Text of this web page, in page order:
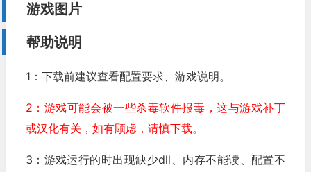
游戏图片
帮助说明
1：下载前建议查看配置要求、游戏说明。
2：游戏可能会被一些杀毒软件报毒，这与游戏补丁
或汉化有关，如有顾虑，请慎下载。
3：游戏运行的时出现缺少dll、内存不能读、配置不